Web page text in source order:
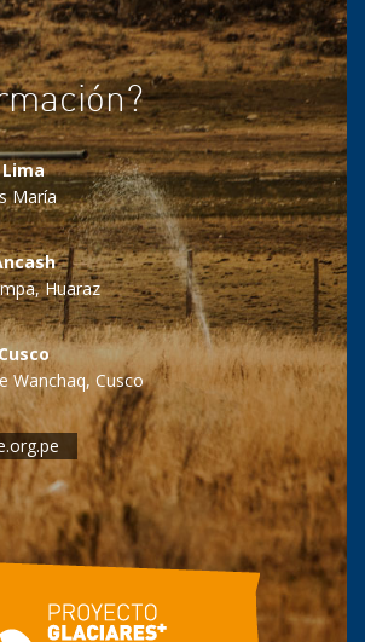
María
Huaraz
Wanchaq, Cusco